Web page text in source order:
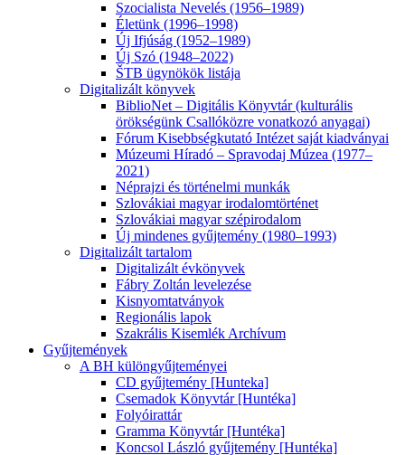
Szocialista Nevelés (1956–1989)
Életünk (1996–1998)
Új Ifjúság (1952–1989)
Új Szó (1948–2022)
ŠTB ügynökök listája
Digitalizált könyvek
BiblioNet – Digitális Könyvtár (kulturális
örökségünk Csallóközre vonatkozó anyagai)
Fórum Kisebbségkutató Intézet saját kiadványai
Múzeumi Híradó – Spravodaj Múzea (1977–
2021)
Néprajzi és történelmi munkák
Szlovákiai magyar irodalomtörténet
Szlovákiai magyar szépirodalom
Új mindenes gyűjtemény (1980–1993)
Digitalizált tartalom
Digitalizált évkönyvek
Fábry Zoltán levelezése
Kisnyomtatványok
Regionális lapok
Szakrális Kisemlék Archívum
Gyűjtemények
A BH különgyűjteményei
CD gyűjtemény [Hunteka]
Csemadok Könyvtár [Huntéka]
Folyóirattár
Gramma Könyvtár [Huntéka]
Koncsol László gyűjtemény [Huntéka]